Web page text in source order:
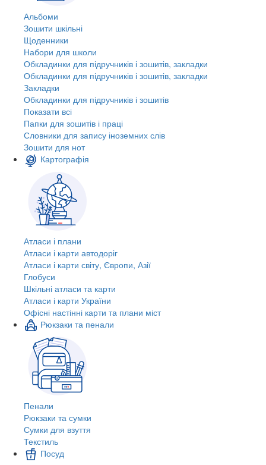
Альбоми
Зошити шкільні
Щоденники
Набори для школи
Обкладинки для підручників і зошитів, закладки
Обкладинки для підручників і зошитів, закладки
Закладки
Обкладинки для підручників і зошитів
Показати всі
Папки для зошитів і праці
Словники для запису іноземних слів
Зошити для нот
Картографія
Атласи і плани
Атласи і карти автодоріг
Атласи і карти світу, Європи, Азії
Глобуси
Шкільні атласи та карти
Атласи і карти України
Офісні настінні карти та плани міст
Рюкзаки та пенали
Пенали
Рюкзаки та сумки
Сумки для взуття
Текстиль
Посуд